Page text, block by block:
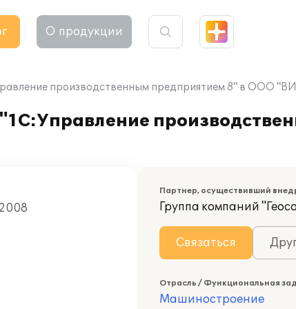
О продукции
производственным предприятием 8" в ООО
Партнер, осуществивший
Группа компаний
Связаться
Отрасль / Функциональная
Машиностроение